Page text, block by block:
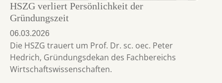
HSZG verliert Persönlichkeit der
Gründungszeit
06.03.2026
Die HSZG trauert um Prof. Dr. sc. oec. Peter
Hedrich, Gründungsdekan des Fachbereichs
Wirtschaftswissenschaften.